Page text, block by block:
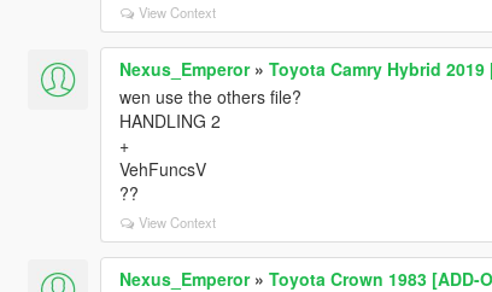
View Context
Nexus_Emperor» Toyota Camry Hybrid
wen use the others file?
HANDLING 2
+
VehFuncsV
??
View Context
Nexus_Emperor» Toyota Crown 1983 [ADD-